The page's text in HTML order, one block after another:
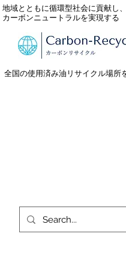
全国の使用済み油リサイクル場所
地域とともに循環型社会に貢献し、
カーボンニュートラルを実現する